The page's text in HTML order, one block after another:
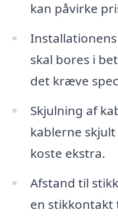
kan påvirke
skal bores i
det kræve
Skjulning af
kablerne
koste ekstra.
Afstand til
en